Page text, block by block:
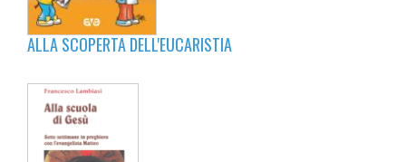
ALLA SCOPERTA DELL'EUCARISTIA